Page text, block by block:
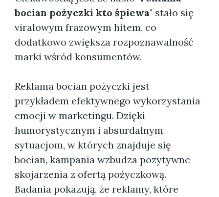
bocian pożyczki kto śpiewa" stało się
viralowym frazowym hitem, co
dodatkowo zwiększa rozpoznawalność
marki wśród konsumentów.
Reklama bocian pożyczki jest
przykładem efektywnego wykorzystania
emocji w marketingu. Dzięki
humorystycznym i absurdalnym
sytuacjom, w których znajduje się
bocian, kampania wzbudza pozytywne
skojarzenia z ofertą pożyczkową.
Badania pokazują, że reklamy, które